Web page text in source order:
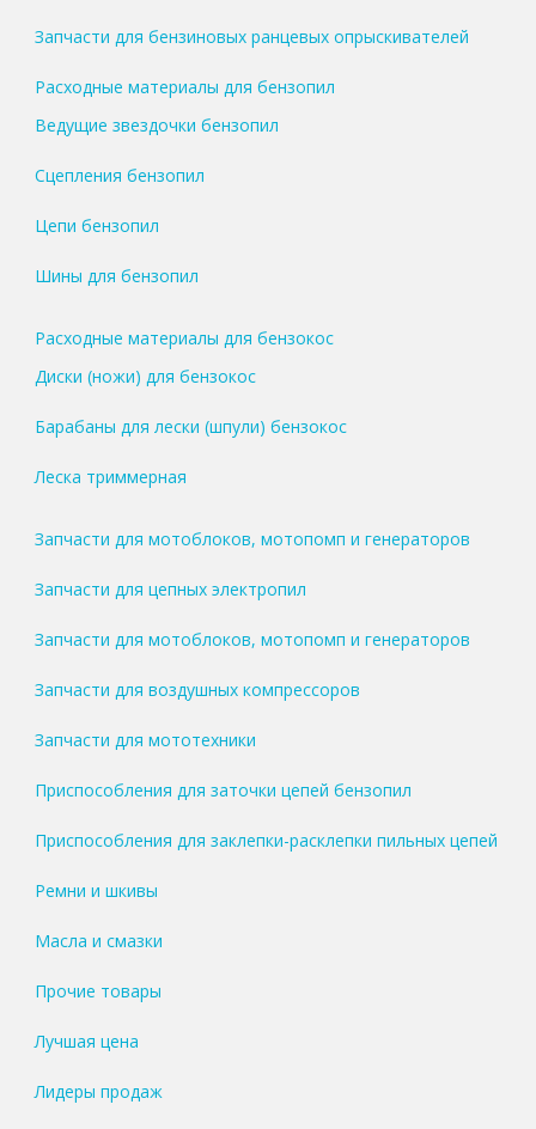
Запчасти для бензиновых ранцевых опрыскивателей
Расходные материалы для бензопил
Ведущие звездочки бензопил
Сцепления бензопил
Цепи бензопил
Шины для бензопил
Расходные материалы для бензокос
Диски (ножи) для бензокос
Барабаны для лески (шпули) бензокос
Леска триммерная
Запчасти для мотоблоков, мотопомп и генераторов
Запчасти для цепных электропил
Запчасти для мотоблоков, мотопомп и генераторов
Запчасти для воздушных компрессоров
Запчасти для мототехники
Приспособления для заточки цепей бензопил
Приспособления для заклепки-расклепки пильных цепей
Ремни и шкивы
Масла и смазки
Прочие товары
Лучшая цена
Лидеры продаж